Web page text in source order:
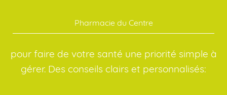
Pharmacie du Centre
pour faire de votre santé une priorité simple à
gérer. Des conseils clairs et personnalisés: